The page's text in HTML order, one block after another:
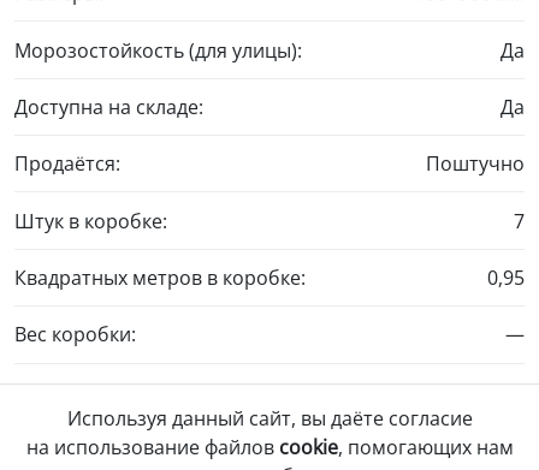
Морозостойкость (для улицы): Да
Доступна на складе: Да
Продаётся: Поштучно
Штук в коробке: 7
Квадратных метров в коробке: 0,95
Вес коробки: —
Вес одной штуки:
2,70 кг
Используя данный сайт, вы даёте согласие
на использование файлов cookie, помогающих нам